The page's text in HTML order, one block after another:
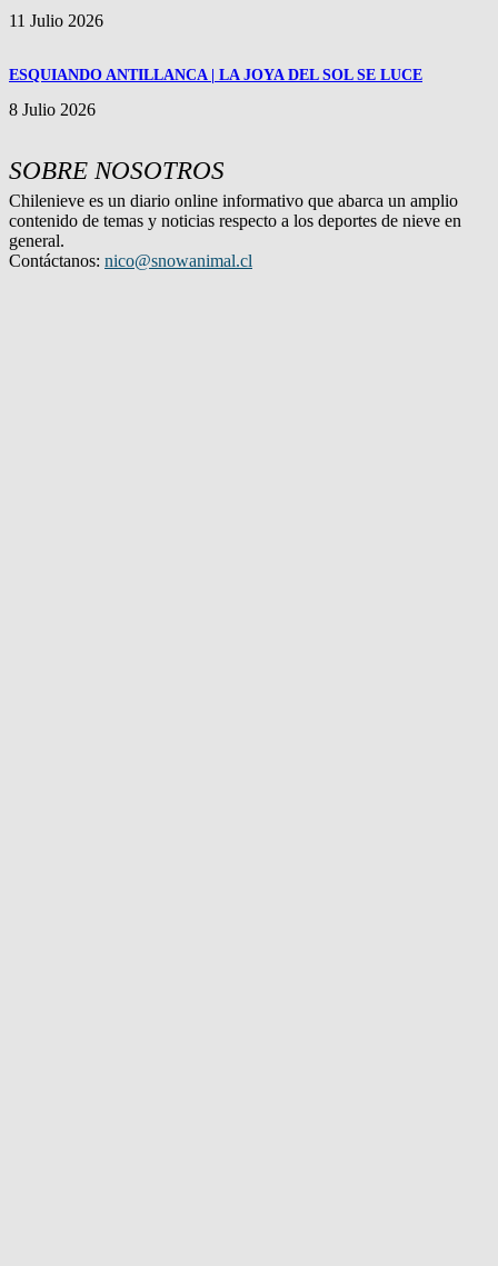
11 Julio 2026
ESQUIANDO ANTILLANCA | LA JOYA DEL SOL SE LUCE
8 Julio 2026
SOBRE NOSOTROS
Chilenieve es un diario online informativo que abarca un amplio
contenido de temas y noticias respecto a los deportes de nieve en
general.
Contáctanos: nico@snowanimal.cl